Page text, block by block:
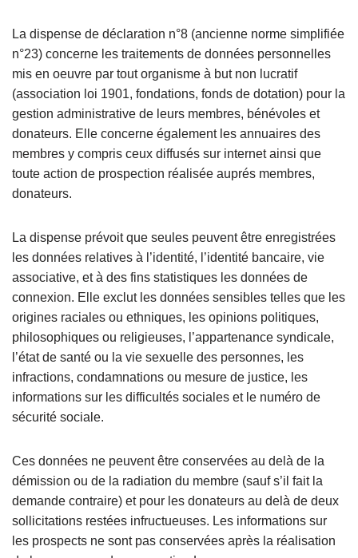
La dispense de déclaration n°8 (ancienne norme simplifiée
n°23) concerne les traitements de données personnelles
mis en oeuvre par tout organisme à but non lucratif
(association loi 1901, fondations, fonds de dotation) pour la
gestion administrative de leurs membres, bénévoles et
donateurs. Elle concerne également les annuaires des
membres y compris ceux diffusés sur internet ainsi que
toute action de prospection réalisée auprés membres,
donateurs.
La dispense prévoit que seules peuvent être enregistrées
les données relatives à l’identité, l’identité bancaire, vie
associative, et à des fins statistiques les données de
connexion. Elle exclut les données sensibles telles que les
origines raciales ou ethniques, les opinions politiques,
philosophiques ou religieuses, l’appartenance syndicale,
l’état de santé ou la vie sexuelle des personnes, les
infractions, condamnations ou mesure de justice, les
informations sur les difficultés sociales et le numéro de
sécurité sociale.
Ces données ne peuvent être conservées au delà de la
démission ou de la radiation du membre (sauf s’il fait la
demande contraire) et pour les donateurs au delà de deux
sollicitations restées infructueuses. Les informations sur
les prospects ne sont pas conservées après la réalisation